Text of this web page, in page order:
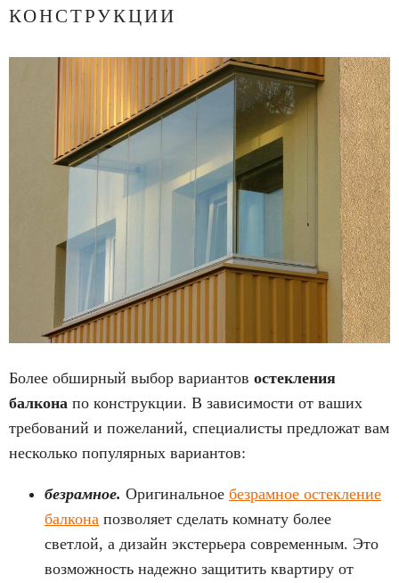
КОНСТРУКЦИИ
Более обширный выбор вариантов остекления
балкона по конструкции. В зависимости от ваших
требований и пожеланий, специалисты предложат вам
несколько популярных вариантов:
безрамное. Оригинальное безрамное остекление
балкона позволяет сделать комнату более
светлой, а дизайн экстерьера современным. Это
возможность надежно защитить квартиру от